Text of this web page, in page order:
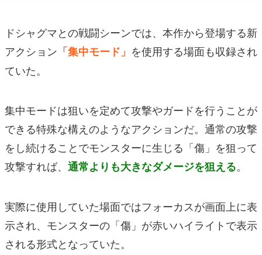
ドシャグマとの戦闘シーンでは、本作から登場する新
アクション 「集中モード」 を使用する場面も収録され
ていた。
集中モードは狙いを定めて攻撃やガードを行うことが
できる特殊な構えのようなアクションだ。通常の攻撃
をし続けることでモンスターに生じる「傷」を狙って
攻撃すれば、 通常よりも大きなダメージを狙える。
実際に使用していた場面ではフォーカスが画面上に表
示され、モンスターの「傷」が赤いハイライトで表示
される形式となっていた。